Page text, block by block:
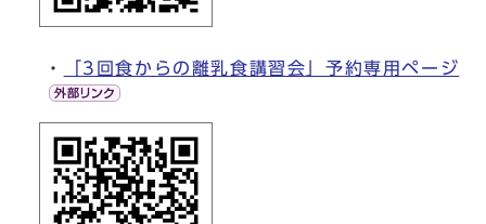
・ 「3回食からの離乳食講習会」予約専用ページ